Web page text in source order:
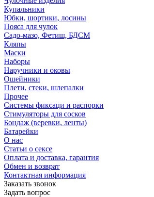
Купальники
Юбки, шортики, лосины
Пояса для чулок
Садо-мазо, Фетиш, БДСМ
Кляпы
Маски
Наборы
Наручники и оковы
Ошейники
Плети, стеки, шлепалки
Прочее
Системы фиксаци и распорки
Стимуляторы для сосков
Бондаж (веревки, ленты)
Батарейки
О нас
Статьи о сексе
Оплата и доставка, гарантия
Обмен и возврат
Контактная информация
Заказать звонок
Задать вопрос